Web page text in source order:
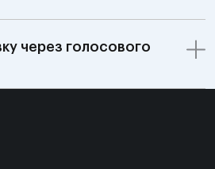
через голосового